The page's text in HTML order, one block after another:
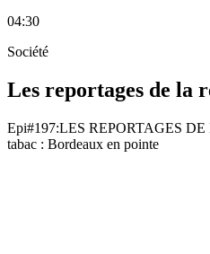
04:30
Société
Les reportages de la
Epi#197:LES REPORTAGES
tabac : Bordeaux en pointe